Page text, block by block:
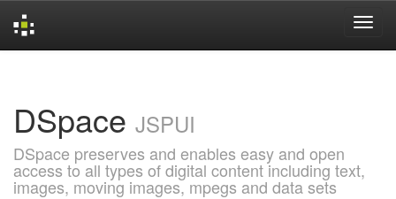
DSpace JSPUI
DSpace preserves and enables easy and open
access to all types of digital content including text,
images, moving images, mpegs and data sets